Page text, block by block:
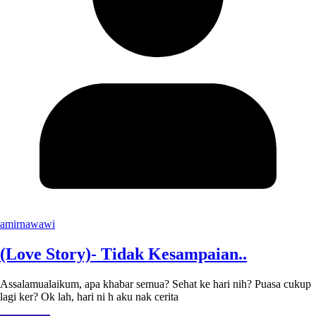
amirnawawi
(Love Story)- Tidak Kesampaian..
Assalamualaikum, apa khabar semua? Sehat ke hari nih? Puasa cukup
lagi ker? Ok lah, hari ni h aku nak cerita